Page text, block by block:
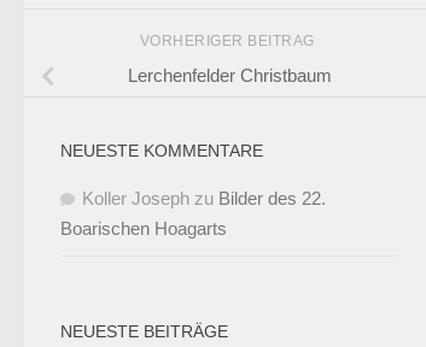
VORHERIGER BEITRAG
Lerchenfelder Christbaum
NEUESTE KOMMENTARE
Koller Joseph zu Bilder des 22.
Boarischen Hoagarts
NEUESTE BEITRÄGE